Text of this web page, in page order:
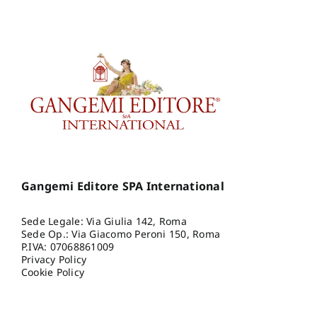
Gangemi Editore SPA International
Sede Legale: Via Giulia 142, Roma
Sede Op.: Via Giacomo Peroni 150, Roma
P.IVA: 07068861009
Privacy Policy
Cookie Policy